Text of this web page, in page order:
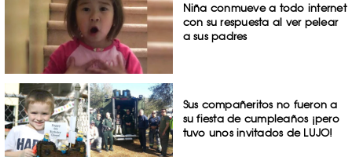
Niña conmueve a todo internet
con su respuesta al ver pelear
a sus padres
Sus compañeritos no fueron a
su fiesta de cumpleaños ¡pero
tuvo unos invitados de LUJO!